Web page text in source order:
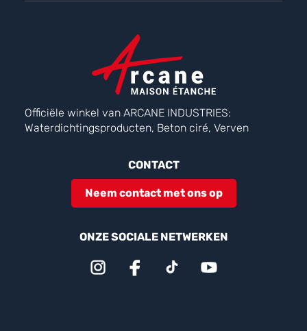
Officiële winkel van ARCANE INDUSTRIES:
Waterdichtingsproducten, Beton ciré, Verven
CONTACT
Neem contact met ons op
ONZE SOCIALE NETWERKEN